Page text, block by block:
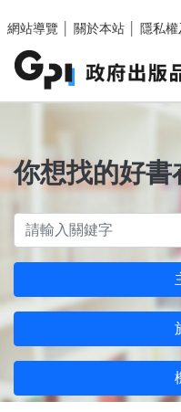
網站導覽
關於本站 隱私
你想找的好書